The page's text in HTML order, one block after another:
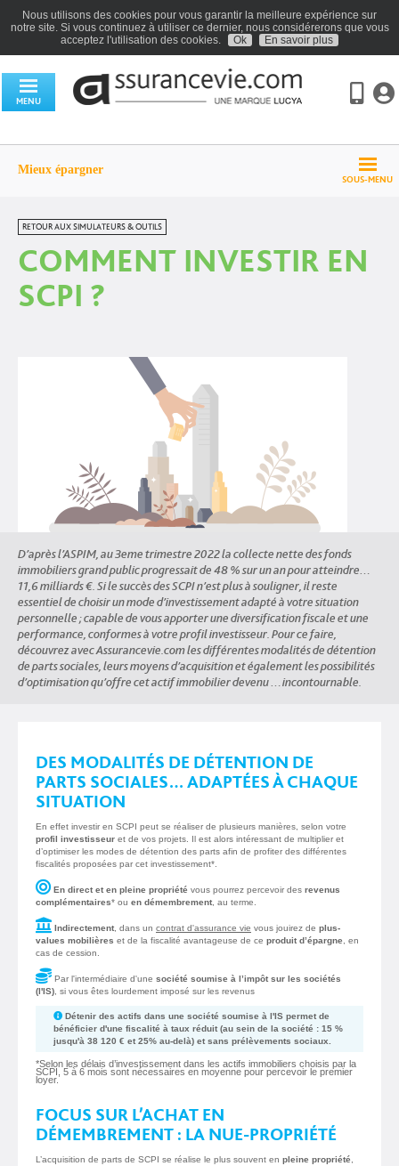
Nous utilisons des cookies pour vous garantir la meilleure expérience sur
notre site. Si vous continuez à utiliser ce dernier, nous considérerons que vous
acceptez l'utilisation des cookies.
Ok En savoir plus
MENU
SOUS-MENU
Mieux épargner
RETOUR AUX SIMULATEURS & OUTILS
COMMENT INVESTIR EN
SCPI ?
D’après l’ASPIM, au 3eme trimestre 2022 la collecte nette des fonds
immobiliers grand public progressait de 48 % sur un an pour atteindre…
11,6 milliards €. Si le succès des SCPI n’est plus à souligner, il reste
essentiel de choisir un mode d’investissement adapté à votre situation
personnelle ; capable de vous apporter une diversification fiscale et une
performance, conformes à votre profil investisseur. Pour ce faire,
découvrez avec Assurancevie.com les différentes modalités de détention
de parts sociales, leurs moyens d’acquisition et également les possibilités
d’optimisation qu’offre cet actif immobilier devenu …incontournable.
DES MODALITÉS DE DÉTENTION DE
PARTS SOCIALES… ADAPTÉES À CHAQUE
SITUATION
En effet investir en SCPI peut se réaliser de plusieurs manières, selon votre
profil investisseur et de vos projets. Il est alors intéressant de multiplier et
d’optimiser les modes de détention des parts afin de profiter des différentes
fiscalités proposées par cet investissement*.
En direct et en pleine propriété vous pourrez percevoir des revenus
complémentaires* ou en démembrement , au terme.
Indirectement , dans un contrat d'assurance vie vous jouirez de plus-
values mobilières et de la fiscalité avantageuse de ce produit d’épargne , en
cas de cession.
Par l'intermédiaire d'une société soumise à l’impôt sur les sociétés
(l'IS) , si vous êtes lourdement imposé sur les revenus
Détenir des actifs dans une société soumise à l'IS permet de
bénéficier d'une fiscalité à taux réduit (au sein de la société : 15 %
jusqu'à 38 120 € et 25% au-delà) et sans prélèvements sociaux
*Selon les délais d’investissement dans les actifs immobiliers choisis par la
SCPI, 5 à 6 mois sont nécessaires en moyenne pour percevoir le premier
loyer.
FOCUS SUR L’ACHAT EN
DÉMEMBREMENT : LA NUE-PROPRIÉTÉ
L’acquisition de parts de SCPI se réalise le plus souvent en pleine propriété